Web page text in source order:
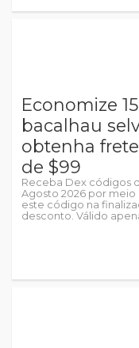
Economize
bacalhau
obtenha
de $99
Receba Dex códigos
Agosto 2026 por meio
este código na
desconto. Válido